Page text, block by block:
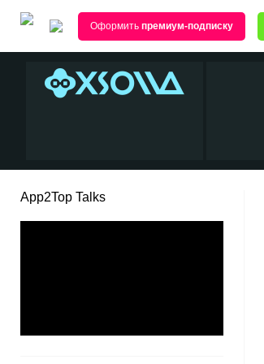
Оформить премиум-подписку
App2Top Talks